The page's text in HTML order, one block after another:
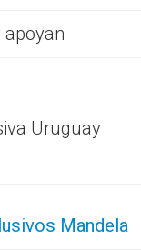
apoyan
Uruguay
Mandela